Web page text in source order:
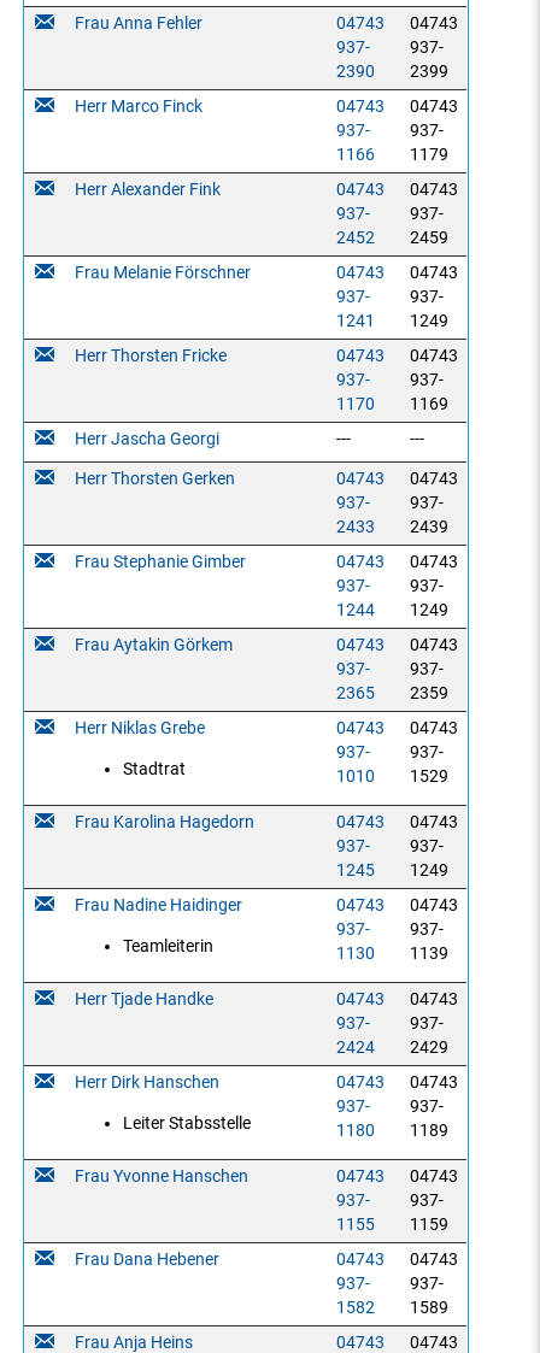
Frau Anna Fehler
04743
937-
2390
04743
937-
2399
Herr Marco Finck
04743
937-
1166
04743
937-
1179
Herr Alexander Fink
04743
937-
2452
04743
937-
2459
Frau Melanie Förschner
04743
937-
1241
04743
937-
1249
Herr Thorsten Fricke
04743
937-
1170
04743
937-
1169
Herr Jascha Georgi
---
---
Herr Thorsten Gerken
04743
937-
2433
04743
937-
2439
Frau Stephanie Gimber
04743
937-
1244
04743
937-
1249
Frau Aytakin Görkem
04743
937-
2365
04743
937-
2359
Herr Niklas Grebe
Stadtrat
04743
937-
1010
04743
937-
1529
Frau Karolina Hagedorn
04743
937-
1245
04743
937-
1249
Frau Nadine Haidinger
Teamleiterin
04743
937-
1130
04743
937-
1139
Herr Tjade Handke
04743
937-
2424
04743
937-
2429
Herr Dirk Hanschen
Leiter Stabsstelle
04743
937-
1180
04743
937-
1189
Frau Yvonne Hanschen
04743
937-
1155
04743
937-
1159
Frau Dana Hebener
04743
937-
1582
04743
937-
1589
Frau Anja Heins
04743 04743